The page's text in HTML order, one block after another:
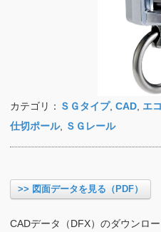
カテゴリ： ＳＧタイプ, CAD エ
仕切ポール, ＳＧレール
>> 図面データを見る（PDF）
CADデータ（DFX）のダウンロ